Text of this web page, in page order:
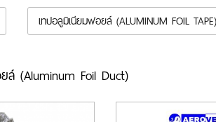
เทปอลูมิเนียมฟอยล์ (ALUMINUM FOIL TAPE)
ล์ (Aluminum Foil Duct)